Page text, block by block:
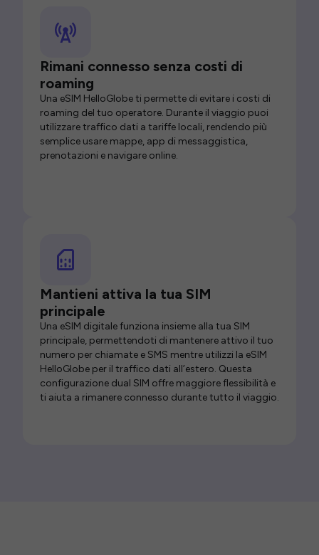
Rimani connesso senza costi di
roaming
Una eSIM HelloGlobe ti permette di evitare i costi di
roaming del tuo operatore. Durante il viaggio puoi
utilizzare traffico dati a tariffe locali, rendendo più
semplice usare mappe, app di messaggistica,
prenotazioni e navigare online.
Mantieni attiva la tua SIM
principale
Una eSIM digitale funziona insieme alla tua SIM
principale, permettendoti di mantenere attivo il tuo
numero per chiamate e SMS mentre utilizzi la eSIM
HelloGlobe per il traffico dati all’estero. Questa
configurazione dual SIM offre maggiore flessibilità e
ti aiuta a rimanere connesso durante tutto il viaggio.